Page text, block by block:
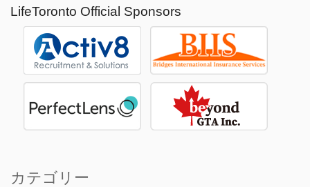
LifeToronto Official Sponsors
カテゴリー